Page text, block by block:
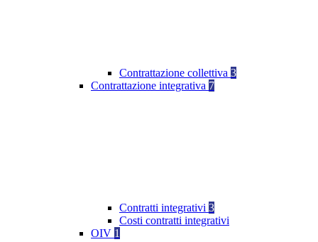
Contrattazione collettiva 3
Contrattazione integrativa 7
Contratti integrativi 3
Costi contratti integrativi
OIV 1